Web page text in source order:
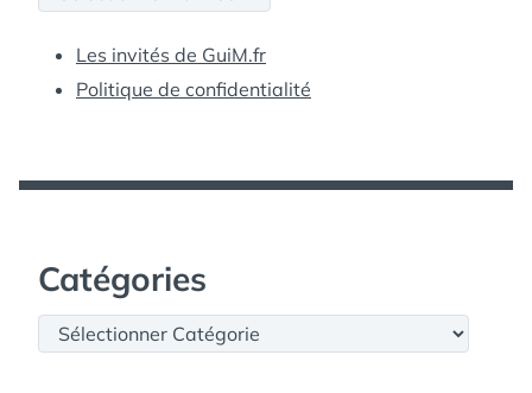
Les invités de GuiM.fr
Politique de confidentialité
Catégories
Catégories